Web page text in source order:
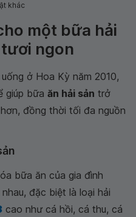
khác
một bữa hải
ngon
ở Hoa Kỳ năm 2010,
giúp bữa ăn hải sản trở
đồng thời tối đa nguồn
bữa ăn của gia đình
đặc biệt là loại hải
cao như cá hồi, cá thu, cá